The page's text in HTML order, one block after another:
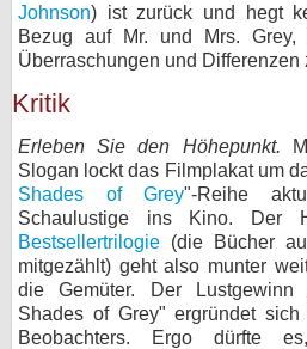
Johnson) ist zurück und hegt
Bezug auf Mr. und Mrs.
Überraschungen und Differenzen
Kritik
Erleben Sie den Höhepunkt.
Slogan lockt das Filmplakat um
Shades of Grey"-Reihe
Schaulustige ins Kino. Der
Bestsellertrilogie (die Bücher
mitgezählt) geht also munter
die Gemüter. Der
Shades of Grey" ergründet
Beobachters. Ergo dürfte